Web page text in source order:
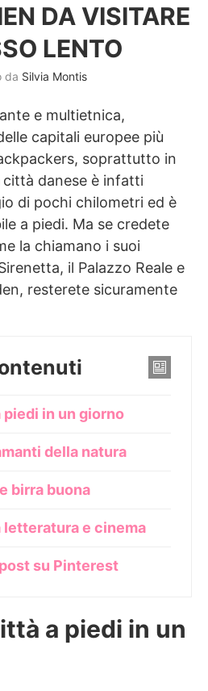
DA VISITARE
LENTO
da Silvia Montis
e multietnica,
capitali europee più
soprattutto in
danese è infatti
di pochi chilometri ed è
a piedi. Ma se credete
la chiamano i suoi
il Palazzo Reale e
resterete sicuramente
in un giorno
della natura
birra buona
letteratura e cinema
su Pinterest
a piedi in un